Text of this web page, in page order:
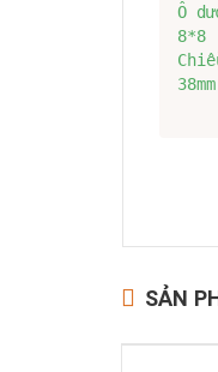
Ô
8*8
38mm
SẢN